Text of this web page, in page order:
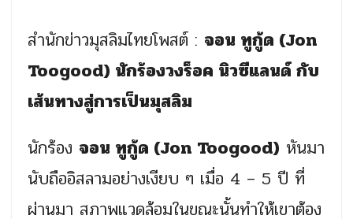
สำนักข่าวมุสลิมไทยโพสต์ : จอน ทูกู้ด (Jon
Toogood) นักร้องวงร็อค นิวซีแลนด์ กับ
เส้นทางสู่การเป็นมุสลิม
นักร้อง จอน ทูกู้ด (Jon Toogood) หันมา
นับถืออิสลามอย่างเงียบ ๆ เมื่อ 4 – 5 ปี ที่
ผ่านมา สภาพแวดล้อมในขณะนั้นทำให้เขาต้อง